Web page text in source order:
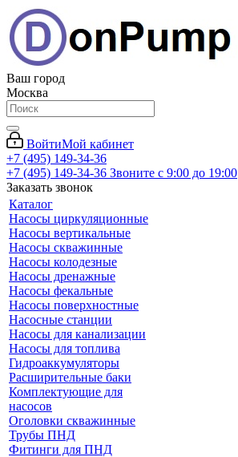
Ваш город
Москва
ВойтиМой кабинет
+7 (495) 149-34-36
+7 (495) 149-34-36 Звоните с 9:00 до 19:00
Заказать звонок
Каталог
Насосы циркуляционные
Насосы вертикальные
Насосы скважинные
Насосы колодезные
Насосы дренажные
Насосы фекальные
Насосы поверхностные
Насосные станции
Насосы для канализации
Насосы для топлива
Гидроаккумуляторы
Расширительные баки
Комплектующие для
насосов
Оголовки скважинные
Трубы ПНД
Фитинги для ПНД